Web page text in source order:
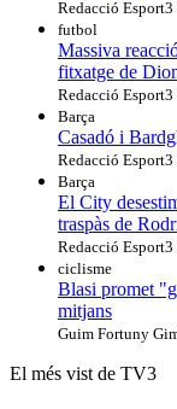
Redacció Esport3
futbol
Massiva
fitxatge de
Redacció Esport3
Barça
Casadó i
Redacció Esport3
Barça
El City
traspàs de
Redacció Esport3
ciclisme
Blasi promet
mitjans
Guim Fortuny
El més vist de TV3